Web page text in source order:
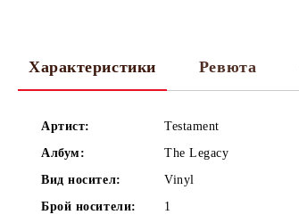
Характеристики Ревюта
Артист:
Testament
Албум:
The Legacy
Вид носител:
Vinyl
Брой носители:
1